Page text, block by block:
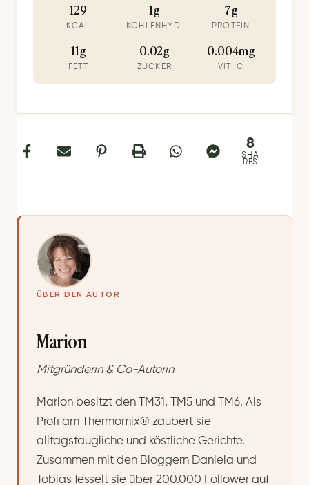
129
KCAL
1g
KOHLENHYD.
7g
PROTEIN
11g
FETT
0.02g
ZUCKER
0.004mg
VIT. C
8
SHA
RES
ÜBER DEN AUTOR
Marion
Mitgründerin & Co-Autorin
Marion besitzt den TM31, TM5 und TM6. Als
Profi am Thermomix® zaubert sie
alltagstaugliche und köstliche Gerichte.
Zusammen mit den Bloggern Daniela und
Tobias fesselt sie über 200.000 Follower auf